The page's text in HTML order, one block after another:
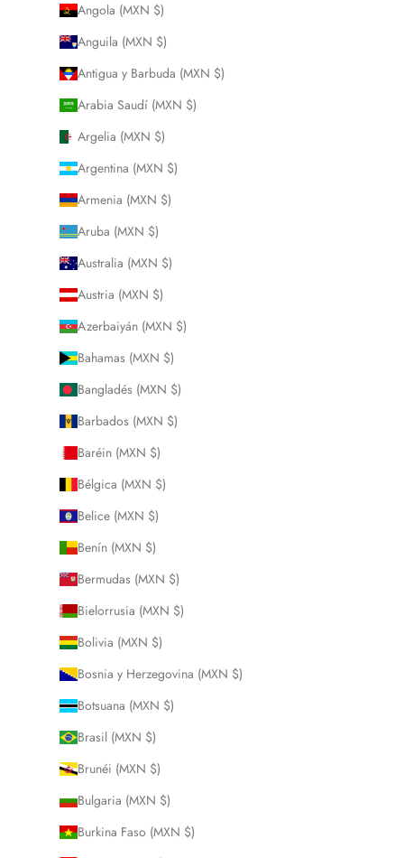
Angola (MXN $)
Anguila (MXN $)
Antigua y Barbuda (MXN $)
Arabia Saudí (MXN $)
Argelia (MXN $)
Argentina (MXN $)
Armenia (MXN $)
Aruba (MXN $)
Australia (MXN $)
Austria (MXN $)
Azerbaiyán (MXN $)
Bahamas (MXN $)
Bangladés (MXN $)
Barbados (MXN $)
Baréin (MXN $)
Bélgica (MXN $)
Belice (MXN $)
Benín (MXN $)
Bermudas (MXN $)
Bielorrusia (MXN $)
Bolivia (MXN $)
Bosnia y Herzegovina (MXN $)
Botsuana (MXN $)
Brasil (MXN $)
Brunéi (MXN $)
Bulgaria (MXN $)
Burkina Faso (MXN $)